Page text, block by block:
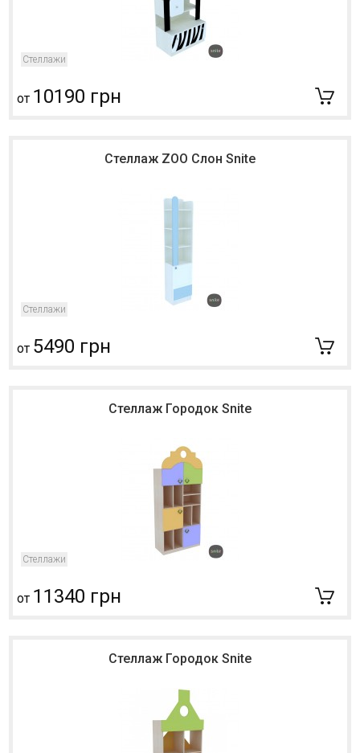
Стеллажи
от 10190 грн
Стеллаж ZOO Слон Snite
Стеллажи
от 5490 грн
Стеллаж Городок Snite
Стеллажи
от 11340 грн
Стеллаж Городок Snite